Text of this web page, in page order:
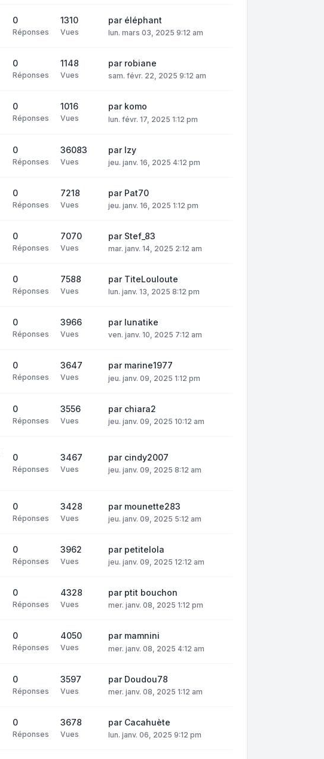
0
Réponses
1310
Vues
par éléphant
lun. mars 03, 2025 9:12 am
0
Réponses
1148
Vues
par robiane
sam. févr. 22, 2025 9:12 am
0
Réponses
1016
Vues
par komo
lun. févr. 17, 2025 1:12 pm
0
Réponses
36083
Vues
par Izy
jeu. janv. 16, 2025 4:12 pm
0
Réponses
7218
Vues
par Pat70
jeu. janv. 16, 2025 1:12 pm
0
Réponses
7070
Vues
par Stef_83
mar. janv. 14, 2025 2:12 am
0
Réponses
7588
Vues
par TiteLouloute
lun. janv. 13, 2025 8:12 pm
0
Réponses
3966
Vues
par lunatike
ven. janv. 10, 2025 7:12 am
0
Réponses
3647
Vues
par marine1977
jeu. janv. 09, 2025 1:12 pm
0
Réponses
3556
Vues
par chiara2
jeu. janv. 09, 2025 10:12 am
0
Réponses
3467
Vues
par cindy2007
jeu. janv. 09, 2025 8:12 am
0
Réponses
3428
Vues
par mounette283
jeu. janv. 09, 2025 5:12 am
0
Réponses
3962
Vues
par petitelola
jeu. janv. 09, 2025 12:12 am
0
Réponses
4328
Vues
par ptit bouchon
mer. janv. 08, 2025 1:12 pm
0
Réponses
4050
Vues
par mamnini
mer. janv. 08, 2025 4:12 am
0
Réponses
3597
Vues
par Doudou78
mer. janv. 08, 2025 1:12 am
0
Réponses
3678
Vues
par Cacahuète
lun. janv. 06, 2025 9:12 pm